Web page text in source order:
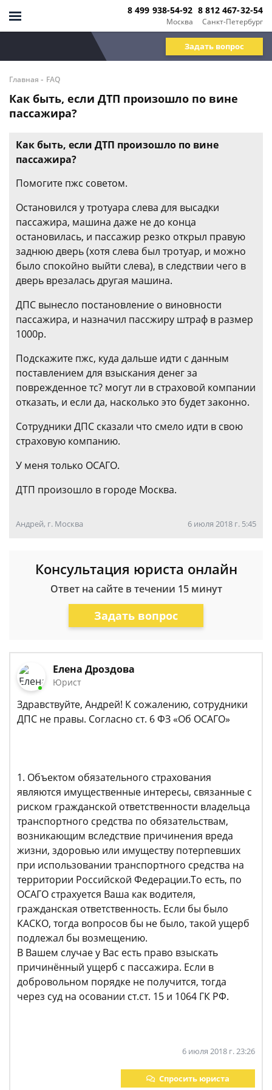
Москва
8 499 938-54-92
Санкт-Петербург
8 812 467-32-54
Задать вопрос
Главная - FAQ
Как быть, если ДТП произошло по вине
пассажира?
Как быть, если ДТП произошло по вине
пассажира?
Помогите пжс советом.
Остановился у тротуара слева для высадки
пассажира, машина даже не до конца
остановилась, и пассажир резко открыл правую
заднюю дверь (хотя слева был тротуар, и можно
было спокойно выйти слева), в следствии чего в
дверь врезалась другая машина.
ДПС вынесло постановление о виновности
пассажира, и назначил пассжиру штраф в размер
1000р.
Подскажите пжс, куда дальше идти с данным
поставлением для взыскания денег за
поврежденное тс? могут ли в страховой компании
отказать, и если да, насколько это будет законно.
Сотрудники ДПС сказали что смело идти в свою
страховую компанию.
У меня только ОСАГО.
ДТП произошло в городе Москва.
Андрей, г. Москва 6 июля 2018 г. 5:45
Консультация юриста онлайн
Ответ на сайте в течении 15 минут
Задать вопрос
Елена Дроздова
Юрист
Здравствуйте, Андрей! К сожалению, сотрудники
ДПС не правы. Согласно ст. 6 ФЗ «Об ОСАГО»
1. Объектом обязательного страхования
являются имущественные интересы, связанные с
риском гражданской ответственности владельца
транспортного средства по обязательствам,
возникающим вследствие причинения вреда
жизни, здоровью или имуществу потерпевших
при использовании транспортного средства на
территории Российской Федерации.То есть, по
ОСАГО страхуется Ваша как водителя,
гражданская ответственность. Если бы было
КАСКО, тогда вопросов бы не было, такой ущерб
подлежал бы возмещению.
В Вашем случае у Вас есть право взыскать
причинённый ущерб с пассажира. Если в
добровольном порядке не получится, тогда
через суд на осовании ст.ст. 15 и 1064 ГК РФ.
6 июля 2018 г. 23:26
Спросить юриста